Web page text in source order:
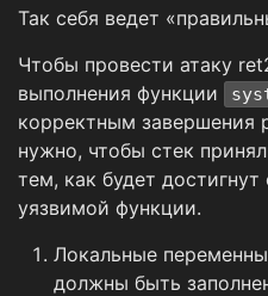
Так себя ведет
Чтобы провести атаку
выполнения функции
корректным завершения
нужно, чтобы стек
тем, как будет
уязвимой функции.
Локальные
должны быть